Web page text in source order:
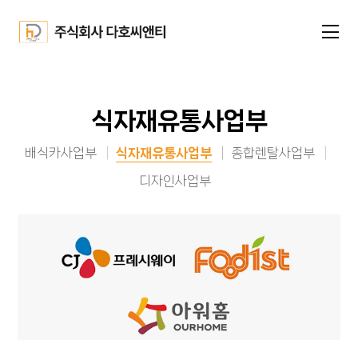
식자재유통사업부
배식카사업부 식자재유통사업부
종합렌탈사업부
디자인사업부